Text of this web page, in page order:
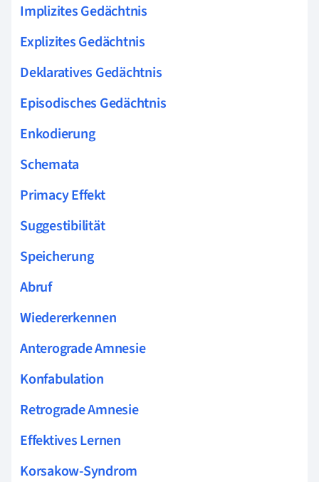
Implizites Gedächtnis
Explizites Gedächtnis
Deklaratives Gedächtnis
Episodisches Gedächtnis
Enkodierung
Schemata
Primacy Effekt
Suggestibilität
Speicherung
Abruf
Wiedererkennen
Anterograde Amnesie
Konfabulation
Retrograde Amnesie
Effektives Lernen
Korsakow-Syndrom